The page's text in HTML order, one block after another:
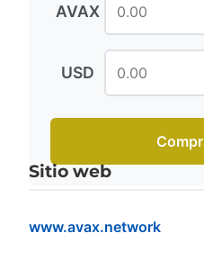
AVAX
USD
Sitio web
www.avax.network